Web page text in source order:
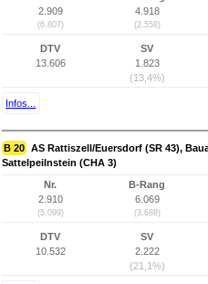
2.909
(6.807)
4.918
(2.558)
DTV
13.606
SV
1.823
(13,4%)
Infos...
B 20 AS Rattiszell/Euersdorf (SR 43),
Sattelpeilnstein (CHA 3)
Nr.
2.910
(5.099)
B-Rang
6.069
(3.688)
DTV
10.532
SV
2.222
(21,1%)